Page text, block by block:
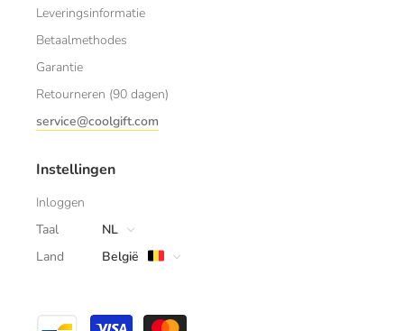
Leveringsinformatie
Betaalmethodes
Garantie
Retourneren (90 dagen)
service@coolgift.com
Instellingen
Inloggen
Taal
NL
Land
België